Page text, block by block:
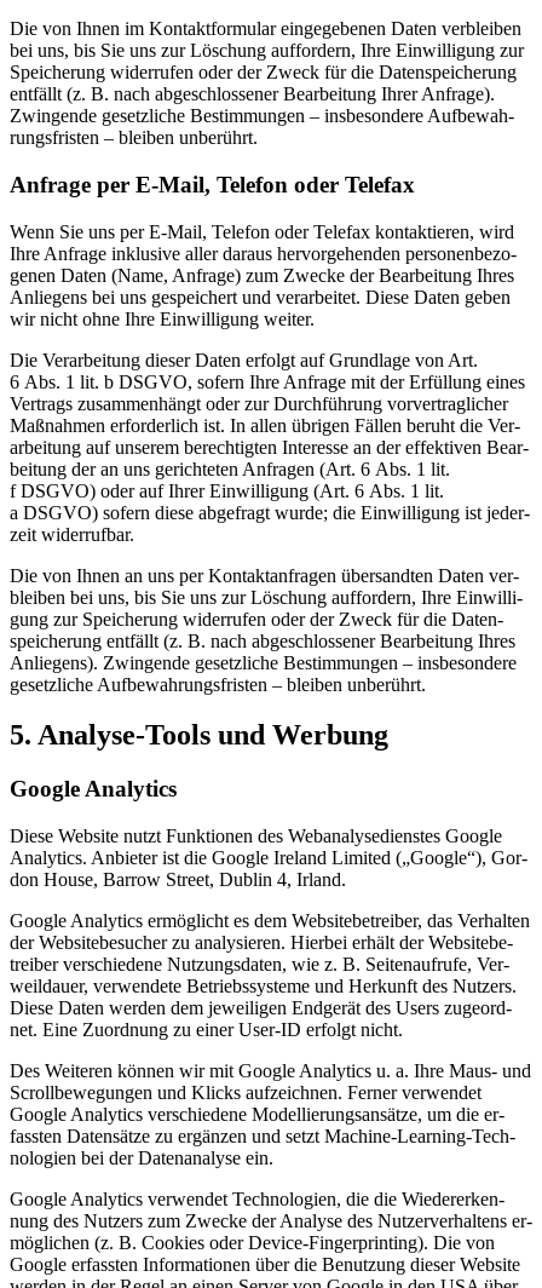
Die von Ih­nen im Kon­takt­for­mu­lar ein­ge­ge­be­nen Da­ten ver­blei­ben
bei uns, bis Sie uns zur Lö­schung auf­for­dern, Ihre Ein­wil­li­gung zur
Spei­che­rung wi­der­ru­fen oder der Zweck für die Da­ten­spei­che­rung
ent­fällt (z. B. nach ab­ge­schlos­se­ner Be­ar­bei­tung Ih­rer An­fra­ge).
Zwin­gen­de ge­setz­li­che Be­stim­mun­gen – ins­be­son­de­re Auf­be­wah­
rungs­fris­ten – blei­ben un­be­rührt.
An­fra­ge per E‑Mail, Te­le­fon oder Te­le­fax
Wenn Sie uns per E‑Mail, Te­le­fon oder Te­le­fax kon­tak­tie­ren, wird
Ihre An­fra­ge in­klu­si­ve al­ler dar­aus her­vor­ge­hen­den per­so­nen­be­zo­
ge­nen Da­ten (Name, An­fra­ge) zum Zwe­cke der Be­ar­bei­tung Ih­res
An­lie­gens bei uns ge­spei­chert und ver­ar­bei­tet. Die­se Da­ten ge­ben
wir nicht ohne Ihre Ein­wil­li­gung wei­ter.
Die Ver­ar­bei­tung die­ser Da­ten er­folgt auf Grund­la­ge von Art.
6 Abs. 1 lit. b DSGVO, so­fern Ihre An­fra­ge mit der Er­fül­lung ei­nes
Ver­trags zu­sam­men­hängt oder zur Durch­füh­rung vor­ver­trag­li­cher
Maß­nah­men er­for­der­lich ist. In al­len üb­ri­gen Fäl­len be­ruht die Ver­
ar­bei­tung auf un­se­rem be­rech­tig­ten In­ter­es­se an der ef­fek­ti­ven Be­ar­
bei­tung der an uns ge­rich­te­ten An­fra­gen (Art. 6 Abs. 1 lit.
f DSGVO) oder auf Ih­rer Ein­wil­li­gung (Art. 6 Abs. 1 lit.
a DSGVO) so­fern die­se ab­ge­fragt wur­de; die Ein­wil­li­gung ist je­der­
zeit wi­der­ruf­bar.
Die von Ih­nen an uns per Kon­takt­an­fra­gen über­sand­ten Da­ten ver­
blei­ben bei uns, bis Sie uns zur Lö­schung auf­for­dern, Ihre Ein­wil­li­
gung zur Spei­che­rung wi­der­ru­fen oder der Zweck für die Da­ten­
spei­che­rung ent­fällt (z. B. nach ab­ge­schlos­se­ner Be­ar­bei­tung Ih­res
An­lie­gens). Zwin­gen­de ge­setz­li­che Be­stim­mun­gen – ins­be­son­de­re
ge­setz­li­che Auf­be­wah­rungs­fris­ten – blei­ben un­be­rührt.
5. Ana­ly­se-Tools und Wer­bung
Goog­le Ana­ly­tics
Die­se Web­site nutzt Funk­tio­nen des Web­ana­ly­se­diens­tes Goog­le
Ana­ly­tics. An­bie­ter ist die Goog­le Ire­land Li­mi­t­ed („Goog­le“), Gor­
don House, Bar­row Street, Dub­lin 4, Ir­land.
Goog­le Ana­ly­tics er­mög­licht es dem Web­site­be­trei­ber, das Ver­hal­ten
der Web­site­be­su­cher zu ana­ly­sie­ren. Hier­bei er­hält der Web­site­be­
trei­ber ver­schie­de­ne Nut­zungs­da­ten, wie z. B. Sei­ten­auf­ru­fe, Ver­
weil­dau­er, ver­wen­de­te Be­triebs­sys­te­me und Her­kunft des Nut­zers.
Die­se Da­ten wer­den dem je­wei­li­gen End­ge­rät des Users zu­ge­ord­
net. Eine Zu­ord­nung zu ei­ner User-ID er­folgt nicht.
Des Wei­te­ren kön­nen wir mit Goog­le Ana­ly­tics u. a. Ihre Maus- und
Scroll­be­we­gun­gen und Klicks auf­zeich­nen. Fer­ner ver­wen­det
Goog­le Ana­ly­tics ver­schie­de­ne Mo­del­lie­rungs­an­sät­ze, um die er­
fass­ten Da­ten­sät­ze zu er­gän­zen und setzt Ma­chi­ne-Lear­ning-Tech­
no­lo­gien bei der Da­ten­ana­ly­se ein.
Goog­le Ana­ly­tics ver­wen­det Tech­no­lo­gien, die die Wie­der­erken­
nung des Nut­zers zum Zwe­cke der Ana­ly­se des Nut­zer­ver­hal­tens er­
mög­li­chen (z. B. Coo­kies oder De­vice-Fin­ger­prin­ting). Die von
Goog­le er­fass­ten In­for­ma­tio­nen über die Be­nut­zung die­ser Web­site